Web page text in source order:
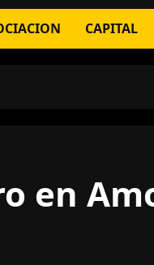
CAPITAL
en